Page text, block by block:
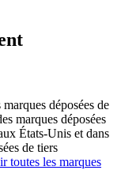
déposées de
marques déposées
États-Unis et dans
de tiers
toutes les marques